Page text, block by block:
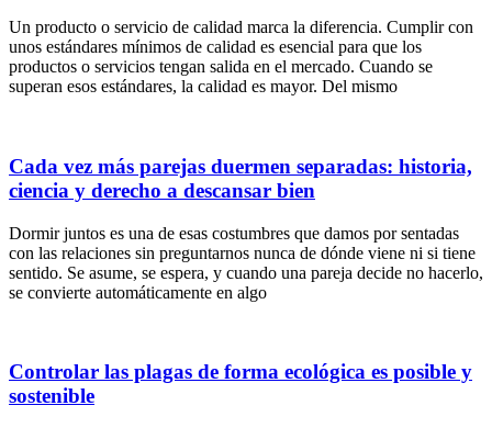
Un producto o servicio de calidad marca la diferencia. Cumplir con
unos estándares mínimos de calidad es esencial para que los
productos o servicios tengan salida en el mercado. Cuando se
superan esos estándares, la calidad es mayor. Del mismo
Cada vez más parejas duermen separadas: historia,
ciencia y derecho a descansar bien
Dormir juntos es una de esas costumbres que damos por sentadas
con las relaciones sin preguntarnos nunca de dónde viene ni si tiene
sentido. Se asume, se espera, y cuando una pareja decide no hacerlo,
se convierte automáticamente en algo
Controlar las plagas de forma ecológica es posible y
sostenible